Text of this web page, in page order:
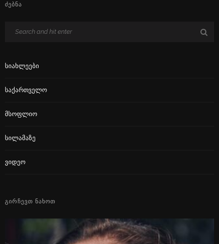
ᲫᲔᲑᲜᲐ
Სიახლეები
Საქართველო
Მსოფლიო
Სილამაზე
Ვიდეო
ᲒᲘᲠᲩᲔᲕᲗ ᲜᲐᲮᲝᲗ